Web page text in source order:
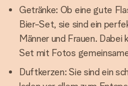
Getränke: Ob eine gute
Bier-Set, sie sind ein
Männer und Frauen.
Set mit Fotos
Duftkerzen: Sie sind ein